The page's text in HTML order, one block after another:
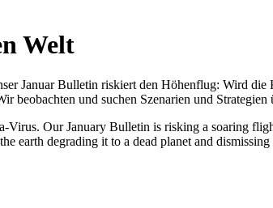
Welt
Januar Bulletin riskiert den Höhenflug: Wird
beobachten und suchen Szenarien und
Our January Bulletin is risking a soaring
degrading it to a dead planet and